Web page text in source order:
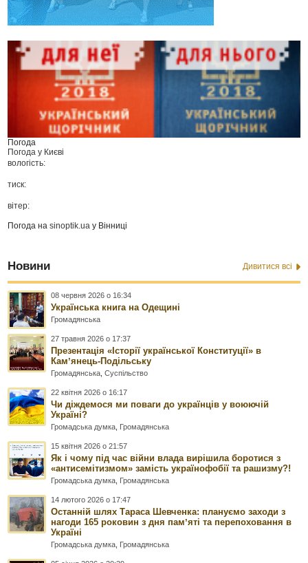
Погода
Погода у Києві
вологість:
тиск:
вітер:
Погода наsinoptik.ua у Вінниці
Новини Дивитися всі
08 червня 2026 о 16:34
Українська книга на Одещині
Громадянська
27 травня 2026 о 17:37
Презентація «Історії української Конституції» в
Камʼянець-Подільську
Громадянська ,Суспільство
22 квітня 2026 о 16:17
Чи діждемося ми поваги до українців у воюючій
Україні?
Громадська думка Громадянська
15 квітня 2026 о 21:57
Як і чому під час війни влада вирішила боротися з
«антисемітизмом» замість українофобії та рашизму?!
Громадська думка Громадянська
14 лютого 2026 о 17:47
Останній шлях Тараса Шевченка: плануємо заходи з
нагоди 165 роковин з дня памʼяті та перепоховання в
Україні
Громадська думка Громадянська